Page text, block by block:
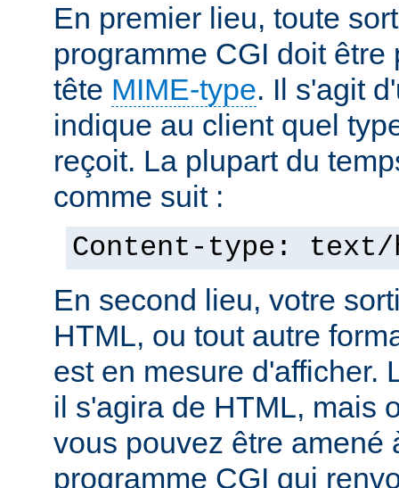
En premier lieu, toute
programme CGI doit être
tête MIME-type. Il s'agit
indique au client quel
reçoit. La plupart du
comme suit :
Content-type: text/
En second lieu, votre
HTML, ou tout autre
est en mesure d'afficher.
il s'agira de HTML, mais
vous pouvez être amené
programme CGI qui